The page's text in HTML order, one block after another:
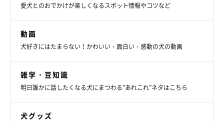
愛犬とのおでかけが楽しくなるスポット情報やコツなど
動画
犬好きにはたまらない！かわいい・面白い・感動の犬の動画
雑学・豆知識
明日誰かに話したくなる犬にまつわる”あれこれ”ネタはこちら
犬グッズ